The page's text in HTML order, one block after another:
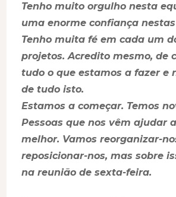
Tenho muito orgulho nesta
uma enorme confiança nestas
Tenho muita fé em cada um
projetos. Acredito mesmo, de
tudo o que estamos a fazer e
de tudo isto.
Estamos a começar. Temos
Pessoas que nos vêm ajudar
melhor. Vamos reorganizar-
reposicionar-nos, mas sobre
na reunião de sexta-feira.